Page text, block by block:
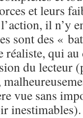
et leurs
il n’y
sont des «
réaliste, qui
du lecteur
vue sans
inestimables).